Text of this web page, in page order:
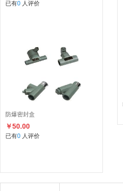
已有0 人评价
防爆密封盒
￥50.00
已有0 人评价